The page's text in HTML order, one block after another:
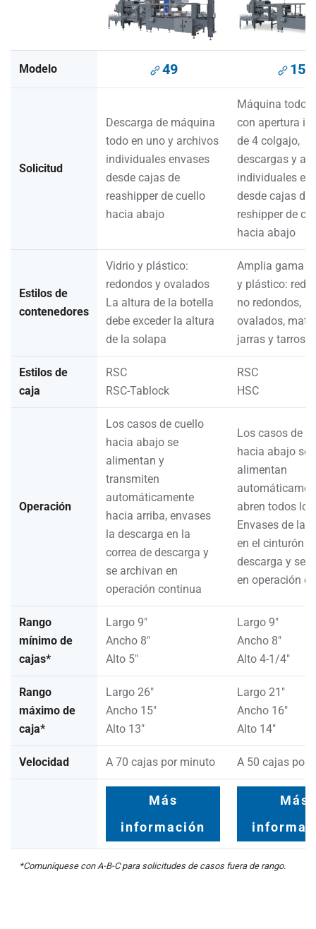
Modelo 49 156
Solicitud
Descarga de máquina
todo en uno y archivos
individuales envases
desde cajas de
reashipper de cuello
hacia abajo
Máquina todo
con apertura
de 4 colgajo,
descargas y
individuales
desde cajas de
reshipper de
hacia abajo
Estilos de
contenedores
Vidrio y plástico:
redondos y ovalados
La altura de la botella
debe exceder la altura
de la solapa
Amplia gama
y plástico:
no redondos,
ovalados,
jarras y tarros.
Estilos de
caja
RSC
RSC-Tablock
RSC
HSC
Operación
Los casos de cuello
hacia abajo se
alimentan y
transmiten
automáticamente
hacia arriba, envases
la descarga en la
correa de descarga y
se archivan en
operación continua
Los casos de
hacia abajo se
alimentan
abren todos
Envases de las
en el cinturón
descarga y se
en operación
Rango
mínimo de
cajas*
Largo 9"
Ancho 8"
Alto 5"
Largo 9"
Ancho 8"
Alto 4-1/4"
Rango
máximo de
caja*
Largo 26"
Ancho 15"
Alto 13"
Largo 21"
Ancho 16"
Alto 14"
Velocidad A 70 cajas por minuto A 50 cajas por
Más
información
Más
*Comuníquese con A-B-C para solicitudes de casos fuera de rango.